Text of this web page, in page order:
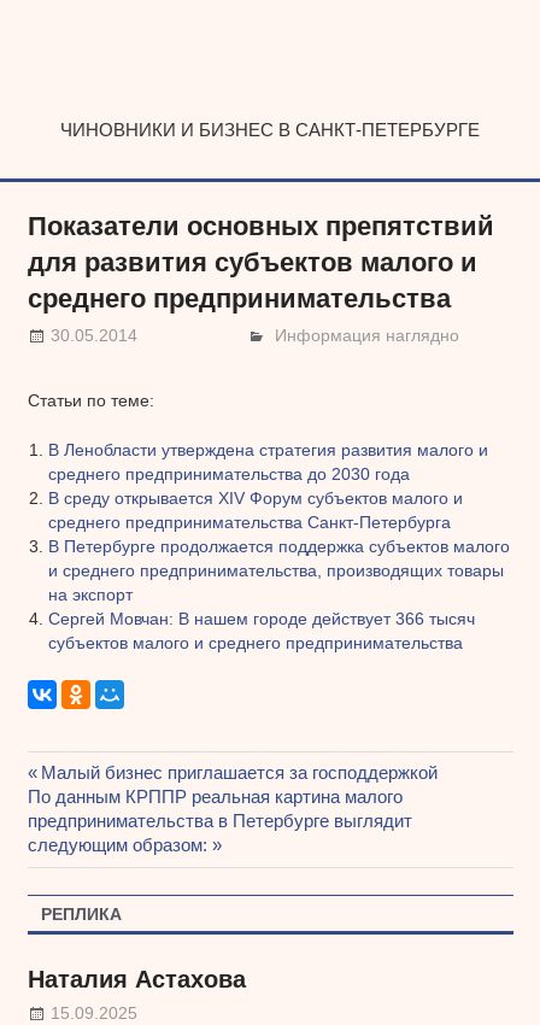
ЧИНОВНИКИ И БИЗНЕС В САНКТ-ПЕТЕРБУРГЕ
Показатели основных препятствий
для развития субъектов малого и
среднего предпринимательства
30.05.2014 Информация наглядно
Статьи по теме:
В Ленобласти утверждена стратегия развития малого и
среднего предпринимательства до 2030 года
В среду открывается XIV Форум субъектов малого и
среднего предпринимательства Санкт-Петербурга
В Петербурге продолжается поддержка субъектов малого
и среднего предпринимательства, производящих товары
на экспорт
Сергей Мовчан: В нашем городе действует 366 тысяч
субъектов малого и среднего предпринимательства
Навигация
по
записям
Предыдущая
запись:
Малый бизнес приглашается за господдержкой
Следующая
запись:
По данным КРППР реальная картина малого
предпринимательства в Петербурге выглядит
следующим образом:
РЕПЛИКА
Наталия Астахова
15.09.2025